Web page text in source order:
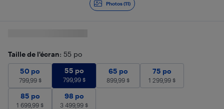
Photos (11)
Taille de l'écran: 55 po
50 po
799,99 $
50 po
799,99$
55 po 799,99 $
55 po
799,99$
65 po 899,99 $
65 po
899,99 $
75 po
75 po
1 299,99 $
85 po 1 699,99$
85 po
1 699,99 $
98 po
98 po
3 499,99 $